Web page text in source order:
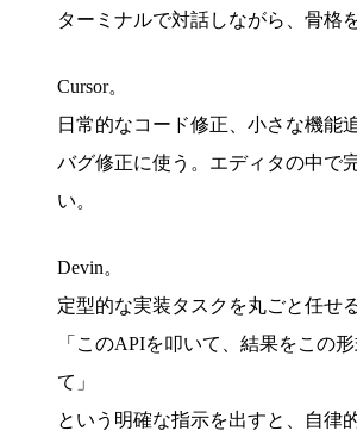
ターミナルで対話しながら、骨格
Cursor。
日常的なコード修正、小さな機能追
バグ修正に使う。エディタの中で
い。
Devin。
定型的な実装タスクを丸ごと任せる
「このAPIを叩いて、結果をこの
て」
という明確な指示を出すと、自律